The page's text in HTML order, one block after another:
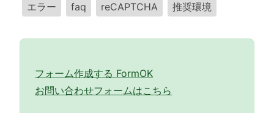
エラー faq reCAPTCHA 推奨環境
フォーム作成する FormOK
お問い合わせフォームはこちら